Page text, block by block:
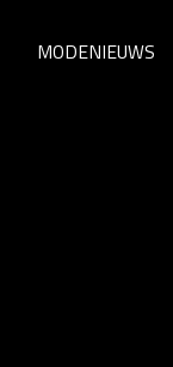
MODENIEUWS